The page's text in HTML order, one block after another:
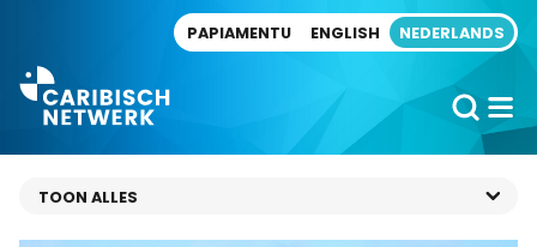
PAPIAMENTU ENGLISH NEDERLANDS